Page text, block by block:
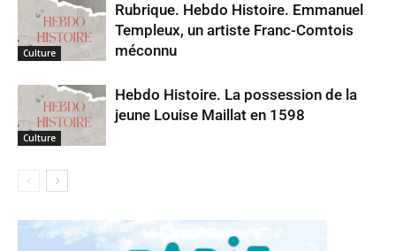
Culture
Rubrique. Hebdo Histoire. Emmanuel
Templeux, un artiste Franc-Comtois
méconnu
Culture
Hebdo Histoire. La possession de la
jeune Louise Maillat en 1598